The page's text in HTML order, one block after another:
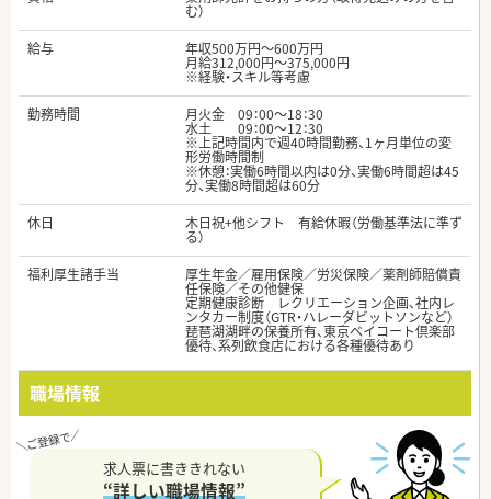
む）
給与
年収500万円～600万円
月給312,000円～375,000円
※経験・スキル等考慮
勤務時間
月火金 09：00～18：30
水土 09：00～12：30
※上記時間内で週40時間勤務、1ヶ月単位の変
形労働時間制
※休憩：実働6時間以内は0分、実働6時間超は45
分、実働8時間超は60分
休日
木日祝+他シフト 有給休暇（労働基準法に準ず
る）
福利厚生諸手当
厚生年金／雇用保険／労災保険／薬剤師賠償責
任保険／その他健保
定期健康診断 レクリエーション企画、社内レ
ンタカー制度（GTR・ハレーダビットソンなど）
琵琶湖湖畔の保養所有、東京ベイコート倶楽部
優待、系列飲食店における各種優待あり
職場情報
求人票に書ききれない
“詳しい職場情報”